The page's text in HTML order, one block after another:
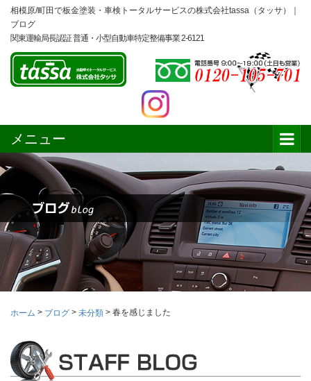
相模原/町田で板金塗装・車検トータルサービスの株式会社tassa（タッサ）｜
ブログ
関東運輸局長認証 普通・小型自動車特定整備事業 2-6121
メニュー
ホーム > ブログ > 未分類 > 春を感じました